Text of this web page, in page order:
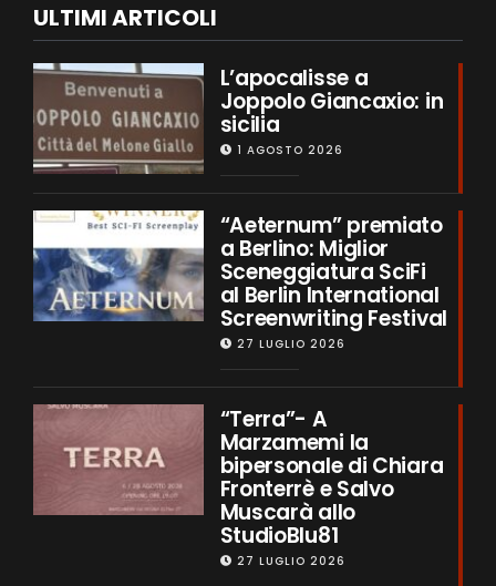
ULTIMI ARTICOLI
L’apocalisse a
Joppolo Giancaxio: in
sicilia
1 AGOSTO 2026
“Aeternum” premiato
a Berlino: Miglior
Sceneggiatura SciFi
al Berlin International
Screenwriting Festival
27 LUGLIO 2026
“Terra”- A
Marzamemi la
bipersonale di Chiara
Fronterrè e Salvo
Muscarà allo
StudioBlu81
27 LUGLIO 2026